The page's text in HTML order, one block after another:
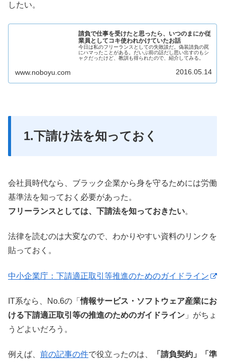
したい。
請負で仕事を受けたと思ったら、いつのまにか従
業員としてコキ使われかけていたお話
今日は私のフリーランスとしての失敗談だ。偽装請負の罠
にハマったことがある。だいぶ前の話だし思い出すのもシ
ャクだったけど、教訓も得られたので、紹介してみる。
www.noboyu.com 2016.05.14
1.下請け法を知っておく
会社員時代なら、ブラック企業から身を守るためには労働
基準法を知っておく必要があった。
フリーランスとしては、下請法を知っておきたい。
法律を読むのは大変なので、わかりやすい資料のリンクを
貼っておく。
中小企業庁：下請適正取引等推進のためのガイドライン
IT系なら、No.6の「情報サービス・ソフトウェア産業にお
ける下請適正取引等の推進のためのガイドライン 」がちょ
うどよいだろう。
例えば、 前の記事の件で役立ったのは、
「請負契約」「準